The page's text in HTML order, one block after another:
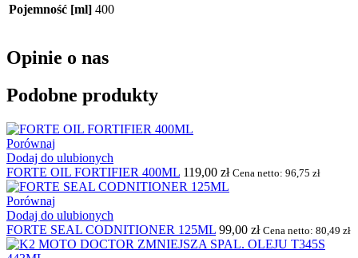
Pojemność [ml] 400
Opinie o nas
Podobne produkty
Porównaj
Dodaj do ulubionych
FORTE OIL FORTIFIER 400ML 119,00 zł Cena netto: 96,75 zł
Porównaj
Dodaj do ulubionych
FORTE SEAL CODNITIONER 125ML 99,00 zł Cena netto: 80,49 zł